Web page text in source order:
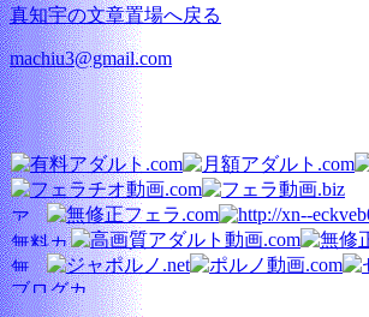
真知宇の文章置場へ戻る
machiu3@gmail.com